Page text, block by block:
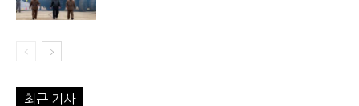
최근 기사